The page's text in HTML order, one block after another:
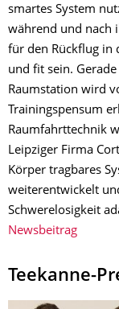
smartes System
während und nach
für den Rückflug in
und fit sein.
Raumstation wird
Trainingspensum
Raumfahrttechnik
Leipziger Firma
Körper tragbares
weiterentwickelt
Schwerelosigkeit
Newsbeitrag
Teekanne-